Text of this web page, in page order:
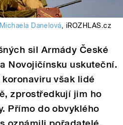
Michaela Danelová, iROZHLAS.cz
sil Armády České
Novojičínsku uskuteční.
však lidé
zprostředkují jim ho
Přímo do obvyklého